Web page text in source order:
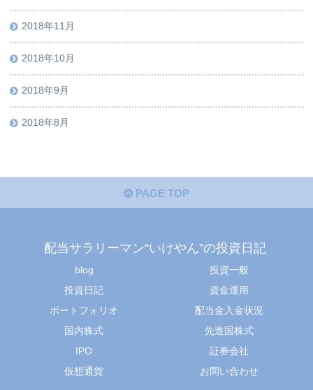
2018年11月
2018年10月
2018年9月
2018年8月
PAGE TOP
配当サラリーマン“いけやん”の投資日記 ​
blog
投資一般
投資日記
資金運用
ポートフォリオ
配当金入金状況
国内株式
先進国株式
IPO
証券会社
仮想通貨
お問い合わせ